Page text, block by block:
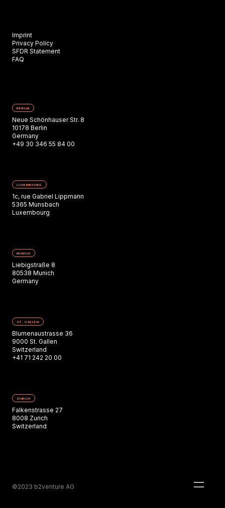
Imprint
Privacy Policy
SFDR Statement
FAQ
BERLIN
Neue Schönhauser Str. 8
10178 Berlin
Germany
+49 30 346 55 84 00
LUXEMBOURG
1c, rue Gabriel Lippmann
5365 Munsbach
Luxembourg
MUNICH
Liebigstraße 8
80538 Munich
Germany
ST. GALLEN
Blumenaustrasse 36
9000 St. Gallen
Switzerland
+41 71 242 20 00
ZURICH
Falkenstrasse 27
8008 Zurich
Switzerland
©2023 b2venture AG